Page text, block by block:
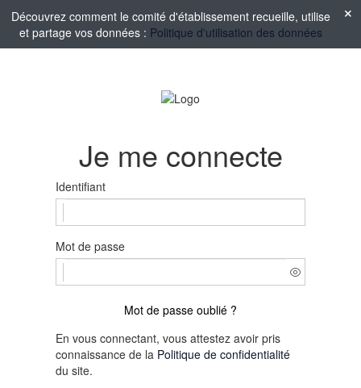
Découvrez comment le comité d'établissement recueille, utilise
et partage vos données : Politique d'utilisation des données
Je me connecte
Identifiant
Mot de passe
Mot de passe oublié ?
En vous connectant, vous attestez avoir pris
connaissance de la Politique de confidentialité
du site.